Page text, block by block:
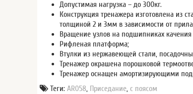
Допустимая нагрузка – до 300кг.
Конструкция тренажера изготовлена из
толщиной 2 и 3мм в зависимости от
Вращение узлов на подшипниках качения
Рифленая платформа;
Втулки из нержавеющей стали,
Тренажер окрашена порошковой
Тренажер оснащен амортизирующими
Теги:AR058, Приседание, с поясом